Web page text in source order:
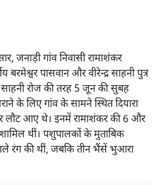
जनाड़ी गांव निवासी रामाशंकर
बरमेश्वर पासवान और वीरेन्द्र साहनी पुत्र
साहनी रोज की तरह 5 जून की सुबह
के लिए गांव के सामने स्थित दियारा
लौट आए थे। इनमें रामाशंकर की 6 और
शामिल थीं। पशुपालकों के मुताबिक
रंग की थीं, जबकि तीन भैंसें भुआरा